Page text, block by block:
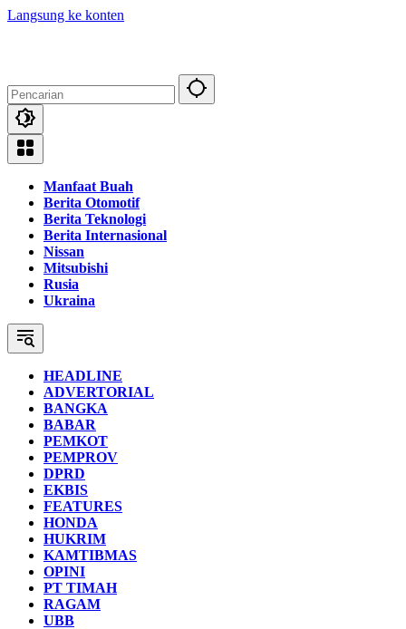
Langsung ke konten
Manfaat Buah
Berita Otomotif
Berita Teknologi
Berita Internasional
Nissan
Mitsubishi
Rusia
Ukraina
HEADLINE
ADVERTORIAL
BANGKA
BABAR
PEMKOT
PEMPROV
DPRD
EKBIS
FEATURES
HONDA
HUKRIM
KAMTIBMAS
OPINI
PT TIMAH
RAGAM
UBB